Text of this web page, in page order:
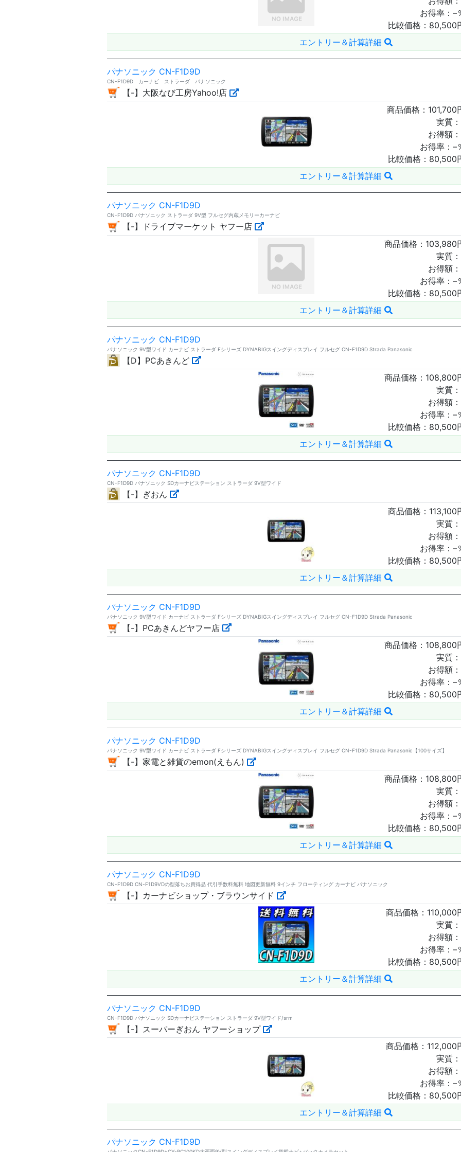
お得率： –
比較価格： 80,500
エントリー＆計算詳細
パナソニック CN-F1D9D
CN-F1D9D カーナビ ストラーダ パナソニック
【-】大阪なび工房Yahoo!店
商品価格： 101,700
実質：
お得額：
お得率： –
比較価格： 80,500
エントリー＆計算詳細
パナソニック CN-F1D9D
CN-F1D9D パナソニック ストラーダ 9V型 フルセグ内蔵メモリーカーナビ
【-】ドライブマーケット ヤフー店
商品価格： 103,980
実質：
お得額：
お得率： –
比較価格： 80,500
エントリー＆計算詳細
パナソニック CN-F1D9D
パナソニック 9V型ワイド カーナビ ストラーダ Fシリーズ DYNABIGスイングディスプレイ フルセグ CN-F1D9D Strada Panasonic
【D】PCあきんど
商品価格： 108,800
実質：
お得額：
お得率： –
比較価格： 80,500
エントリー＆計算詳細
パナソニック CN-F1D9D
CN-F1D9D パナソニック SDカーナビステーション ストラーダ 9V型ワイド
【-】ぎおん
商品価格： 113,100
実質：
お得額：
お得率： –
比較価格： 80,500
エントリー＆計算詳細
パナソニック CN-F1D9D
パナソニック 9V型ワイド カーナビ ストラーダ Fシリーズ DYNABIGスイングディスプレイ フルセグ CN-F1D9D Strada Panasonic
【-】PCあきんどヤフー店
商品価格： 108,800
実質：
お得額：
お得率： –
比較価格： 80,500
エントリー＆計算詳細
パナソニック CN-F1D9D
パナソニック 9V型ワイド カーナビ ストラーダ Fシリーズ DYNABIGスイングディスプレイ フルセグ CN-F1D9D Strada Panasonic【100サイズ】
【-】家電と雑貨のemon(えもん)
商品価格： 108,800
実質：
お得額：
お得率： –
比較価格： 80,500
エントリー＆計算詳細
パナソニック CN-F1D9D
CN-F1D9D CN-F1D9VDの型落ちお買得品 代引手数料無料 地図更新無料 9インチ フローティング カーナビ パナソニック
【-】カーナビショップ・ブラウンサイド
商品価格： 110,000
実質：
お得額：
お得率： –
比較価格： 80,500
エントリー＆計算詳細
パナソニック CN-F1D9D
CN-F1D9D パナソニック SDカーナビステーション ストラーダ 9V型ワイド/srm
【-】スーパーぎおん ヤフーショップ
商品価格： 112,000
実質：
お得額：
お得率： –
比較価格： 80,500
エントリー＆計算詳細
パナソニック CN-F1D9D